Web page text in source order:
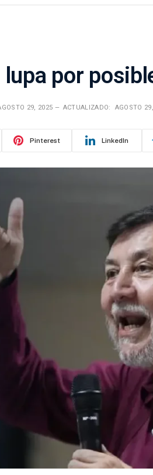
lupa por
29, 2025 ACTUALIZADO: AGOSTO
Pinterest LinkedIn